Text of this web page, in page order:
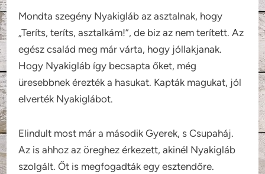
Mondta szegény Nyakigláb az asztalnak, hogy
„Teríts, teríts, asztalkám!”, de biz az nem terített. Az
egész család meg már várta, hogy jóllakjanak.
Hogy Nyakigláb így becsapta őket, még
üresebbnek érezték a hasukat. Kapták magukat, jól
elverték Nyakiglábot.
Elindult most már a második Gyerek, s Csupaháj.
Az is ahhoz az öreghez érkezett, akinél Nyakigláb
szolgált. Őt is megfogadták egy esztendőre.